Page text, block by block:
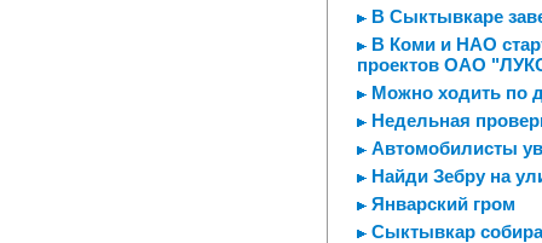
В Сыктывкаре
В Коми и НАО
проектов ОАО
Можно ходить по
Недельная
Автомобилисты
Найди Зебру на
Январский гром
Сыктывкар